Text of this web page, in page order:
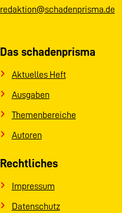
redaktion@schadenprisma.de
Das schadenprisma
Aktuelles Heft
Ausgaben
Themenbereiche
Autoren
Rechtliches
Impressum
Datenschutz